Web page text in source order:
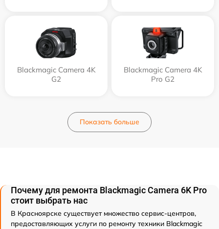
Blackmagic Camera 4K
G2
Blackmagic Camera 4K
Pro G2
Показать больше
Почему для ремонта Blackmagic Camera 6K Pro
стоит выбрать нас
В Красноярске существует множество сервис-центров,
предоставляющих услуги по ремонту техники Blackmagic